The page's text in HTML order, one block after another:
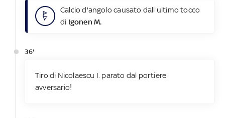
Calcio d'angolo causato dall'ultimo tocco
di Igonen M.
36'
Tiro di Nicolaescu I. parato dal portiere
avversario!